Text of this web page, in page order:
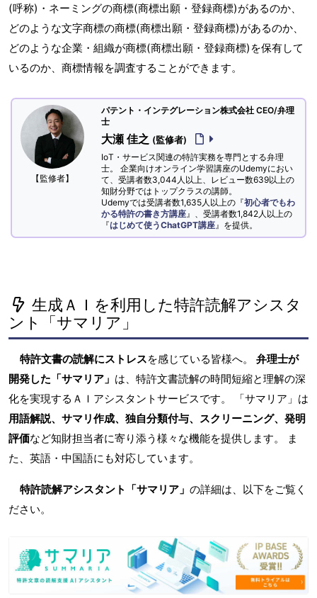
(呼称)・ネーミングの商標(商標出願・登録商標)があるのか、
どのような文字商標の商標(商標出願・登録商標)があるのか、
どのような企業・組織が商標(商標出願・登録商標)を保有して
いるのか、商標情報を調査することができます。
【監修者】
パテント・インテグレーション株式会社 CEO/弁理
士
大瀬 佳之 (監修者)
IoT・サービス関連の特許実務を専門とする弁理
士。 企業向けオンライン学習講座のUdemyにおい
て、受講者数3,044人以上、レビュー数639以上の
知財分野ではトップクラスの講師。
Udemyでは受講者数1,635人以上の『初心者でもわ
かる特許の書き方講座 』、受講者数1,842人以上の
『はじめて使うChatGPT講座 』を提供。
生成ＡＩを利用した特許読解アシスタ
ント「サマリア」
特許文書の読解にストレスを感じている皆様へ。 弁理士が
開発した「サマリア」 は、特許文書読解の時間短縮と理解の深
化を実現するＡＩアシスタントサービスです。 「サマリア」は
用語解説、サマリ作成、独自分類付与、スクリーニング、発明
評価など知財担当者に寄り添う様々な機能を提供します。 ま
た、英語・中国語にも対応しています。
特許読解アシスタント「サマリア」 の詳細は、以下をご覧く
ださい。